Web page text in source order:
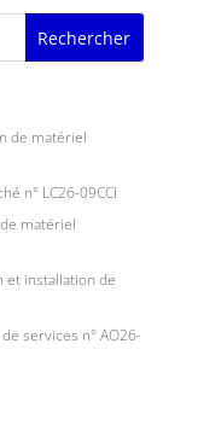
de matériel
n° LC26-09CCI
matériel
et installation de
services n° AO26-